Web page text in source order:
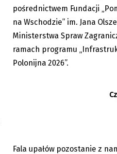
pośrednictwem Fundacji
na Wschodzie” im. Jana
Ministerstwa Spraw
ramach programu
Polonijna 2026”.
Upały nie odpuszczą.
będzie w naszym regionie
Fala upałów pozostanie z